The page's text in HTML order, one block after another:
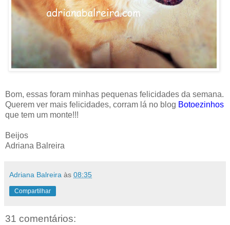
Bom, essas foram minhas pequenas felicidades da semana.
Querem ver mais felicidades, corram lá no blog Botoezinhos
que tem um monte!!!
Beijos
Adriana Balreira
Adriana Balreira às 08:35
Compartilhar
31 comentários: